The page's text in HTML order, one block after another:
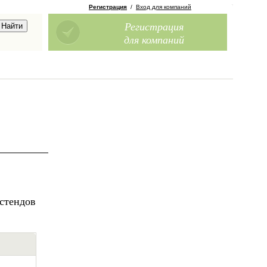
Регистрация / Вход для компаний
Регистрация
для компаний